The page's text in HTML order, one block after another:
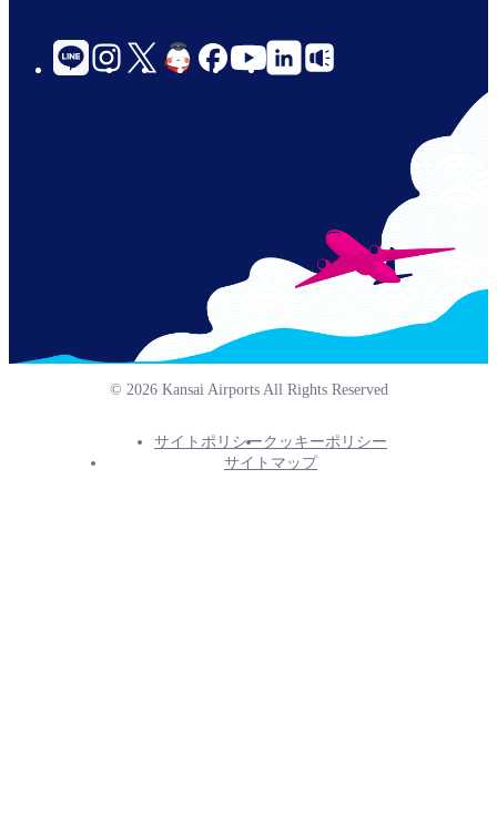
social-
links-
© 2026 Kansai Airports All Rights Reserved
サイトポリシークッキーポリシー
サイトマップ